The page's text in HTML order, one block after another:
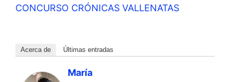
CONCURSO CRÓNICAS VALLENATAS
Acerca de Últimas entradas
María